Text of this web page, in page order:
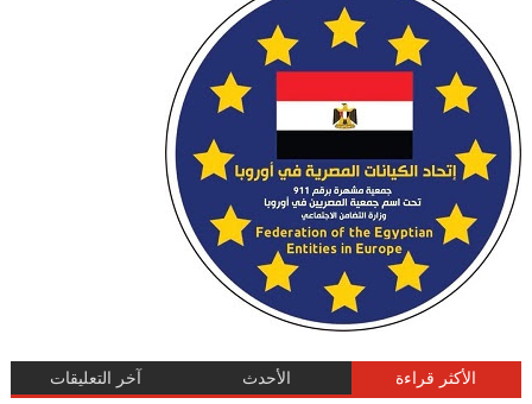
الأكثر قراءة الأحدث آخر التعليقات